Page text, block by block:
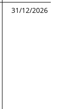
31/12/2026